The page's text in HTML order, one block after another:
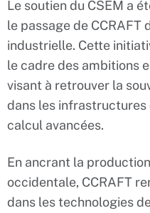
Le soutien du CSEM a
le passage de CCRAFT
industrielle. Cette
le cadre des ambitions
visant à retrouver la
dans les
calcul avancées.
En ancrant la
occidentale, CCRAFT
dans les technologies